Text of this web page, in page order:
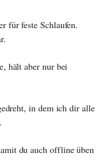
für feste Schlaufen.
hält aber nur bei
in dem ich dir alle
du auch offline üben